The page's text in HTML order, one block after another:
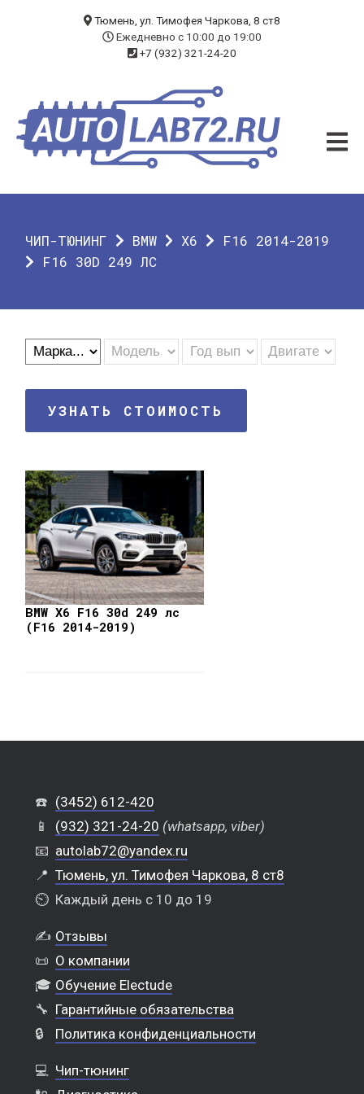
ЧИП-ТЮНИНГ
ДИАГНОСТИКА
О КОМПАНИИ
ГАРАНТИЯ
Тюмень, ул. Тимофея Чаркова, 8 ст8
Ежедневно с 10:00 до 19:00
+7 (932) 321-24-20
ЧИП-ТЮНИНГ BMW X6
F16 2014-2019
F16 30D 249 ЛС
УЗНАТЬ СТОИМОСТЬ
BMW X6 F16 30d 249 лс
(F16 2014-2019)
☎️ (3452) 612-420
📱
(932) 321-24-20 (whatsapp, viber)
📧 autolab72@yandex.ru
📍 Тюмень, ул. Тимофея Чаркова, 8 ст8
⏲️ Каждый день с 10 до 19
✍️ Отзывы
📜 О компании
🎓 Обучение Electude
🔧 Гарантийные обязательства
🔒
Политика конфиденциальности
💻 Чип-тюнинг